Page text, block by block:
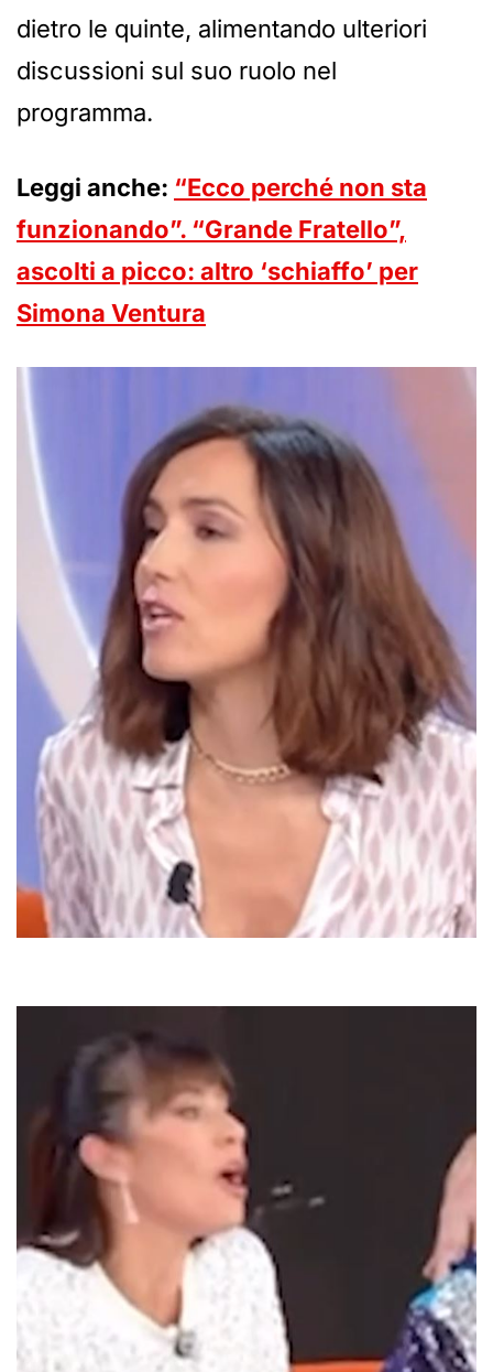
dietro le quinte, alimentando ulteriori
discussioni sul suo ruolo nel
programma.
Leggi anche: “Ecco perché non sta
funzionando”. “Grande Fratello”,
ascolti a picco: altro ‘schiaffo’ per
Simona Ventura